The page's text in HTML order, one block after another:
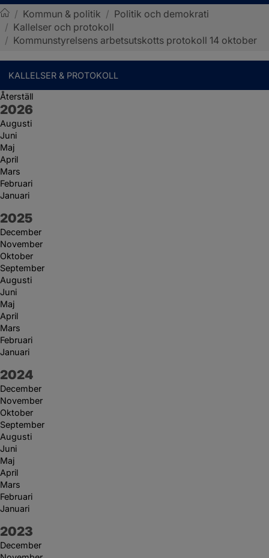
Sotenäs kommun
/ Kommun & politik / Politik och demokrati
/ Kallelser och protokoll
/ Kommunstyrelsens arbetsutskotts protokoll 14 oktober
KALLELSER & PROTOKOLL
Återställ
År:
2026
Augusti
Juni
Maj
April
Mars
Februari
Januari
År:
2025
December
November
Oktober
September
Augusti
Juni
Maj
April
Mars
Februari
Januari
År:
2024
December
November
Oktober
September
Augusti
Juni
Maj
April
Mars
Februari
Januari
År:
2023
December